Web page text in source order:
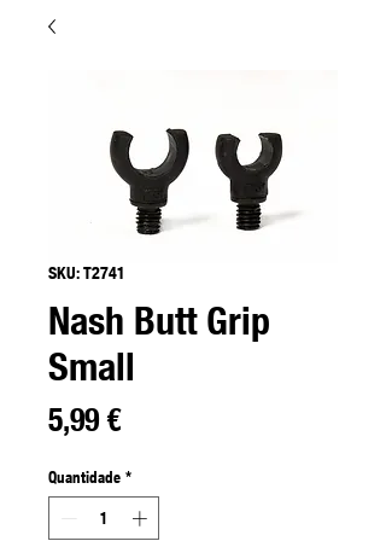
SKU: T2741
Nash Butt Grip
Small
5,99 €Preço
Quantidade *